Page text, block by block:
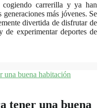
cogiendo carrerilla y ya han
más jóvenes. Se
divertida de disfrutar de
experimentar deportes de
tener una buena